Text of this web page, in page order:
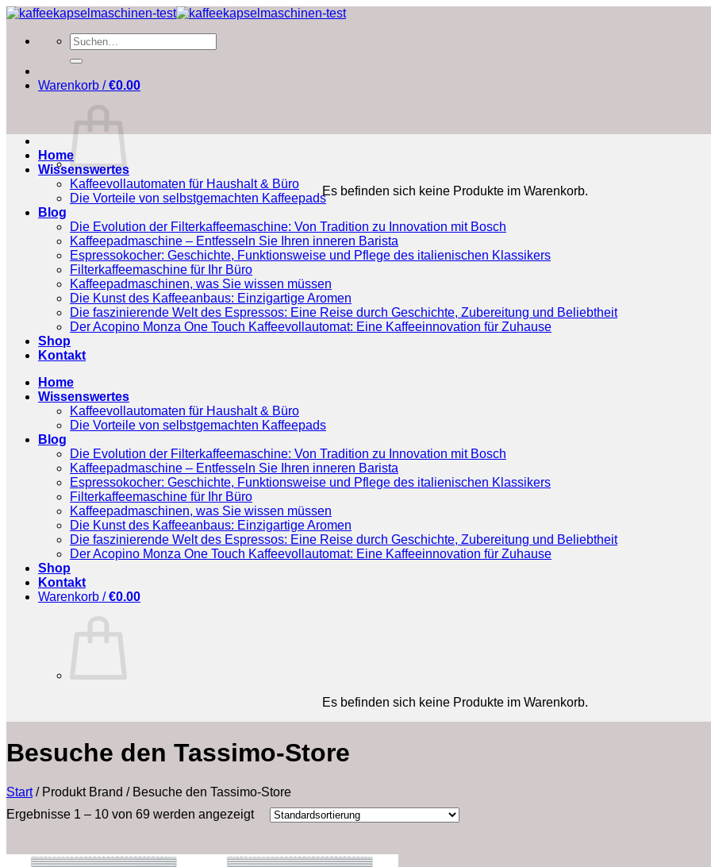
Zum
springen
Suchen
nach:
Warenkorb /€0.00
Es befinden sich keine Produkte im Warenkorb.
Home
Wissenswertes
Kaffeevollautomaten für Haushalt & Büro
Die Vorteile von selbstgemachten Kaffeepads
Blog
Die Evolution der Filterkaffeemaschine: Von Tradition zu Innovation mit Bosch
Kaffeepadmaschine – Entfesseln Sie Ihren inneren Barista
Espressokocher: Geschichte, Funktionsweise und Pflege des italienischen Klassikers
Filterkaffeemaschine für Ihr Büro
Kaffeepadmaschinen, was Sie wissen müssen
Die Kunst des Kaffeeanbaus: Einzigartige Aromen
Die faszinierende Welt des Espressos: Eine Reise durch Geschichte, Zubereitung und Beliebtheit
Der Acopino Monza One Touch Kaffeevollautomat: Eine Kaffeeinnovation für Zuhause
Shop
Kontakt
Home
Wissenswertes
Kaffeevollautomaten für Haushalt & Büro
Die Vorteile von selbstgemachten Kaffeepads
Blog
Die Evolution der Filterkaffeemaschine: Von Tradition zu Innovation mit Bosch
Kaffeepadmaschine – Entfesseln Sie Ihren inneren Barista
Espressokocher: Geschichte, Funktionsweise und Pflege des italienischen Klassikers
Filterkaffeemaschine für Ihr Büro
Kaffeepadmaschinen, was Sie wissen müssen
Die Kunst des Kaffeeanbaus: Einzigartige Aromen
Die faszinierende Welt des Espressos: Eine Reise durch Geschichte, Zubereitung und Beliebtheit
Der Acopino Monza One Touch Kaffeevollautomat: Eine Kaffeeinnovation für Zuhause
Shop
Kontakt
Warenkorb /€0.00
Es befinden sich keine Produkte im Warenkorb.
Besuche den Tassimo-Store
Start /Produkt Brand /Besuche den Tassimo-Store
Ergebnisse 1 – 10 von 69 werden angezeigt